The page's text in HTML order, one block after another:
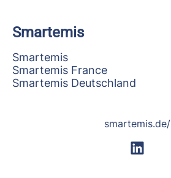
Smartemis
Smartemis
Smartemis France
Smartemis Deutschland
smartemis.de/